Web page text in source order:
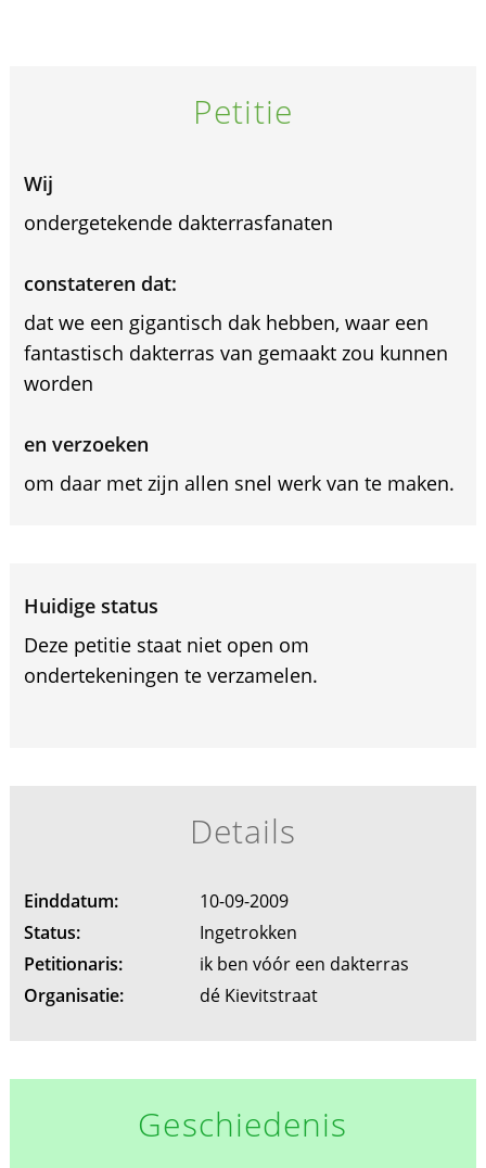
Petitie
Wij
ondergetekende dakterrasfanaten
constateren dat:
dat we een gigantisch dak hebben, waar een
fantastisch dakterras van gemaakt zou kunnen
worden
en verzoeken
om daar met zijn allen snel werk van te maken.
Huidige status
Deze petitie staat niet open om
ondertekeningen te verzamelen.
Details
Einddatum:
10-09-2009
Status:
Ingetrokken
Petitionaris:
ik ben vóór een dakterras
Organisatie:
dé Kievitstraat
Geschiedenis